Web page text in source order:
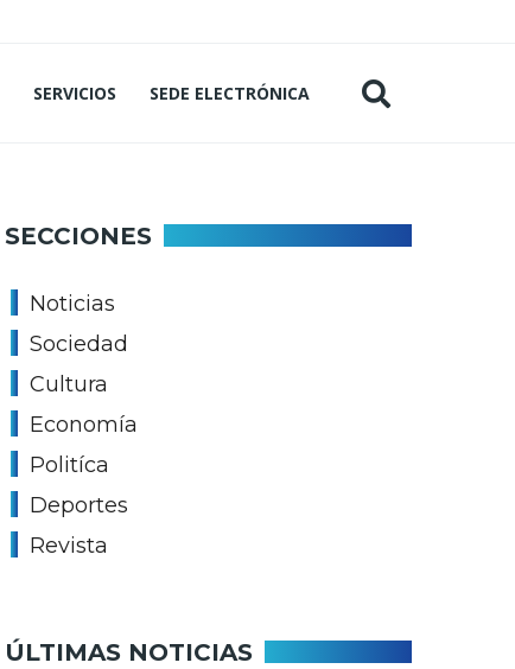
SERVICIOS SEDE ELECTRÓNICA
SECCIONES
Noticias
Sociedad
Cultura
Economía
Politíca
Deportes
Revista
ÚLTIMAS NOTICIAS